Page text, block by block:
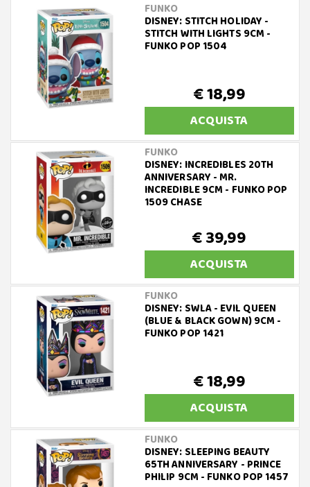
FUNKO
DISNEY: STITCH HOLIDAY -
STITCH WITH LIGHTS 9CM -
FUNKO POP 1504
€ 18,99
ACQUISTA
FUNKO
DISNEY: INCREDIBLES 20TH
ANNIVERSARY - MR.
INCREDIBLE 9CM - FUNKO POP
1509 CHASE
€ 39,99
ACQUISTA
FUNKO
DISNEY: SWLA - EVIL QUEEN
(BLUE & BLACK GOWN) 9CM -
FUNKO POP 1421
€ 18,99
ACQUISTA
FUNKO
DISNEY: SLEEPING BEAUTY
65TH ANNIVERSARY - PRINCE
PHILIP 9CM - FUNKO POP 1457